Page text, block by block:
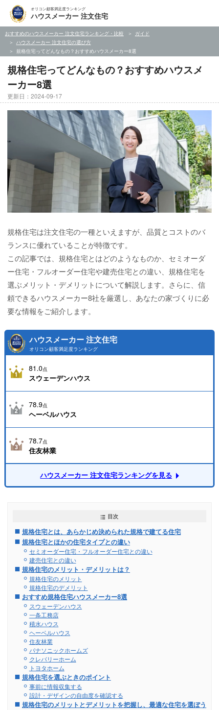
オリコン顧客満足度ランキング
ハウスメーカー 注文住宅
おすすめのハウスメーカー 注文住宅ランキング・比較
ガイド
ハウスメーカー 注文住宅の選び方
規格住宅ってどんなもの？おすすめハウスメーカー8選
規格住宅ってどんなもの？おすすめハウスメ
ーカー8選
更新日：2024-09-17
規格住宅は注文住宅の一種といえますが、品質とコストのバ
ランスに優れていることが特徴です。
この記事では、規格住宅とはどのようなものか、セミオーダ
ー住宅・フルオーダー住宅や建売住宅との違い、規格住宅を
選ぶメリット・デメリットについて解説します。さらに、信
頼できるハウスメーカー8社を厳選し、あなたの家づくりに必
要な情報をご紹介します。
ハウスメーカー 注文住宅
オリコン顧客満足度ランキング
81.0点
スウェーデンハウス
78.9点
ヘーベルハウス
78.7点
住友林業
ハウスメーカー 注文住宅ランキングを見る
目次
規格住宅とは、あらかじめ決められた規格で建てる住宅
規格住宅とほかの住宅タイプとの違い
セミオーダー住宅・フルオーダー住宅との違い
建売住宅との違い
規格住宅のメリット・デメリットは？
規格住宅のメリット
規格住宅のデメリット
おすすめ規格住宅ハウスメーカー8選
スウェーデンハウス
一条工務店
積水ハウス
ヘーベルハウス
住友林業
パナソニックホームズ
クレバリーホーム
トヨタホーム
規格住宅を選ぶときのポイント
事前に情報収集する
設計・デザインの自由度を確認する
規格住宅のメリットとデメリットを把握し、最適な住宅を選ぼう